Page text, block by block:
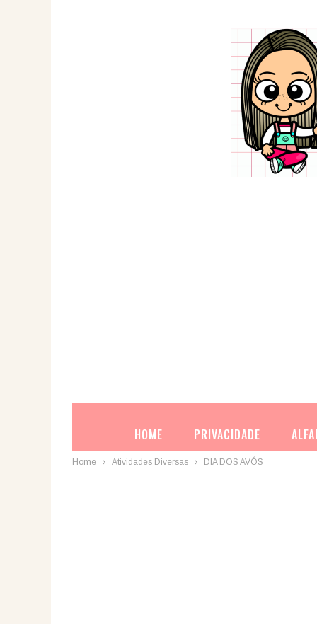
HOME PRIVACIDADE
Home Atividades Diversas DIA DOS AVÓS